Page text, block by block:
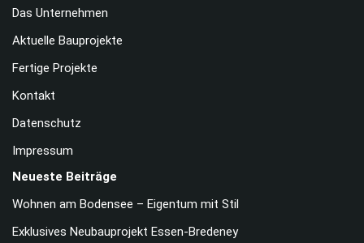
Das Unternehmen
Aktuelle Bauprojekte
Fertige Projekte
Kontakt
Datenschutz
Impressum
Neueste Beiträge
Wohnen am Bodensee – Eigentum mit Stil
Exklusives Neubauprojekt Essen-Bredeney